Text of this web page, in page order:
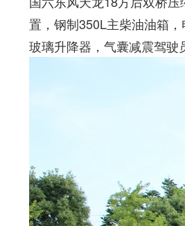
置，钢制350L主柴油油箱
玻璃升降器，气囊减震驾